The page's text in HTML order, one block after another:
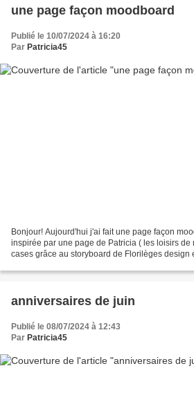
une page façon moodboard
Publié le 10/07/2024 à 16:20
Par Patricia45
Bonjour! Aujourd'hui j'ai fait une page façon
inspirée par une page de Patricia ( les loisirs de
cases grâce au storyboard de Florilèges design
anniversaires de juin
Publié le 08/07/2024 à 12:43
Par Patricia45